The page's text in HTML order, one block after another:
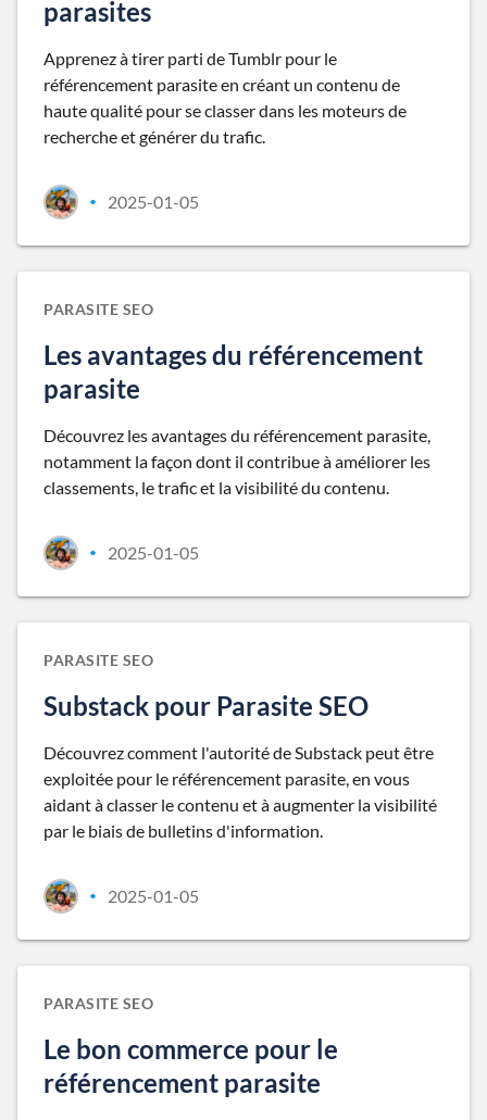
parasites
Apprenez à tirer parti de Tumblr pour le
référencement parasite en créant un contenu de
haute qualité pour se classer dans les moteurs de
recherche et générer du trafic.
• 2025-01-05
PARASITE SEO
Les avantages du référencement
parasite
Découvrez les avantages du référencement parasite,
notamment la façon dont il contribue à améliorer les
classements, le trafic et la visibilité du contenu.
• 2025-01-05
PARASITE SEO
Substack pour Parasite SEO
Découvrez comment l'autorité de Substack peut être
exploitée pour le référencement parasite, en vous
aidant à classer le contenu et à augmenter la visibilité
par le biais de bulletins d'information.
• 2025-01-05
PARASITE SEO
Le bon commerce pour le
référencement parasite